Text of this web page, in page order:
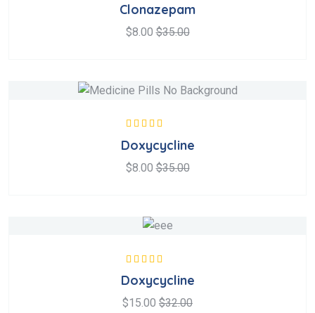
5.00de 5
Clonazepam
$8.00 $35.00
Valorado en
5.00de 5
Doxycycline
$8.00 $35.00
Valorado en
5.00de 5
Doxycycline
$15.00 $32.00